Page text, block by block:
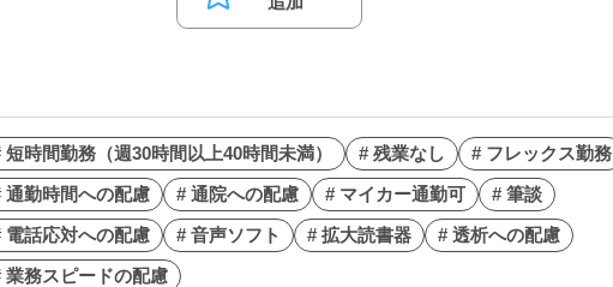
短時間勤務（週30時間以上40時間未満） # 残業なし # フレックス勤務
通勤時間への配慮
# 通院への配慮 # マイカー通勤可
# 筆談
電話応対への配慮
# 音声ソフト # 拡大読書器
# 透析への配慮
業務スピードの配慮